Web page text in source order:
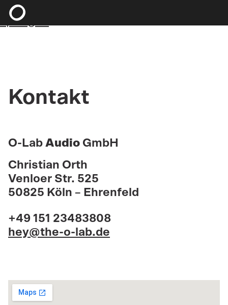
Zum Hauptinhalt springen
springen
Kontakt
O-Lab Audio GmbH
Christian Orth
Venloer Str. 525
50825 Köln – Ehrenfeld
+49 151 23483808
hey@the-o-lab.de